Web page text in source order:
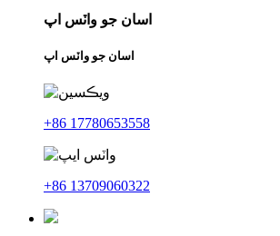
اسان جو واٽس اپ
اسان جو واٽس اپ
+86 17780653558
+86 13709060322